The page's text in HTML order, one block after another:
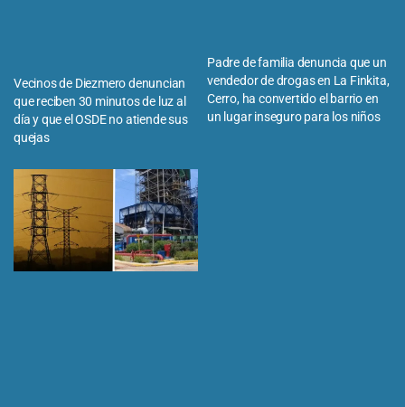
Vecinos de Diezmero denuncian
que reciben 30 minutos de luz al
día y que el OSDE no atiende sus
quejas
Padre de familia denuncia que un
vendedor de drogas en La Finkita,
Cerro, ha convertido el barrio en
un lugar inseguro para los niños